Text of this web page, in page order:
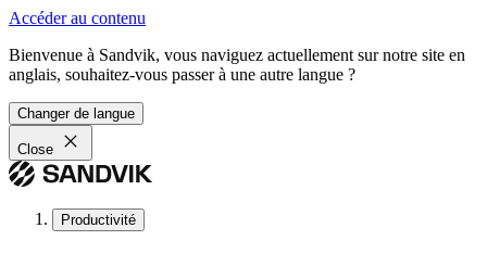
Accéder au contenu
Bienvenue à Sandvik, vous naviguez actuellement sur notre site en
anglais, souhaitez-vous passer à une autre langue ?
Changer de langue
Close
Productivité